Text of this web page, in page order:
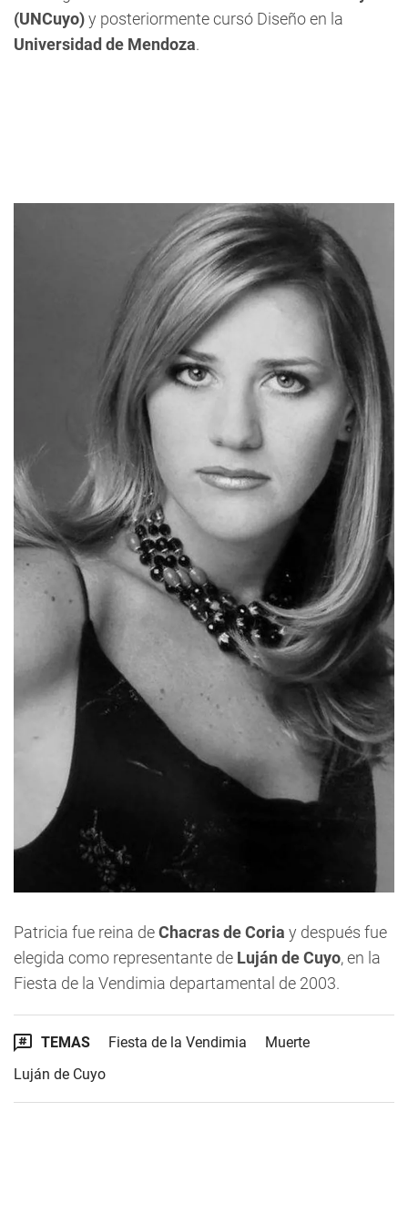
(UNCuyo)y posteriormente cursó Diseño en la
Universidad de Mendoza.
Patricia fue reina deChacras de Coria y después fue
elegida como representante de Luján de Cuyo, en la
Fiesta de la Vendimia departamental de 2003.
TEMAS Fiesta de la Vendimia
Muerte
Luján de Cuyo